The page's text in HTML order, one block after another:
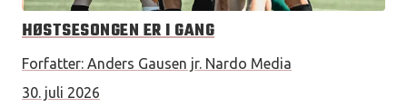
HØSTSESONGEN ER I GANG
Forfatter: Anders Gausen jr. Nardo Media
30. juli 2026